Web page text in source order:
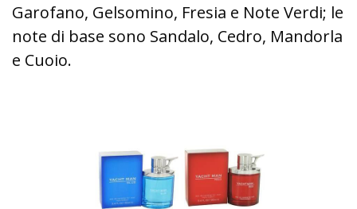
Garofano, Gelsomino, Fresia e Note Verdi; le
note di base sono Sandalo, Cedro, Mandorla
e Cuoio.